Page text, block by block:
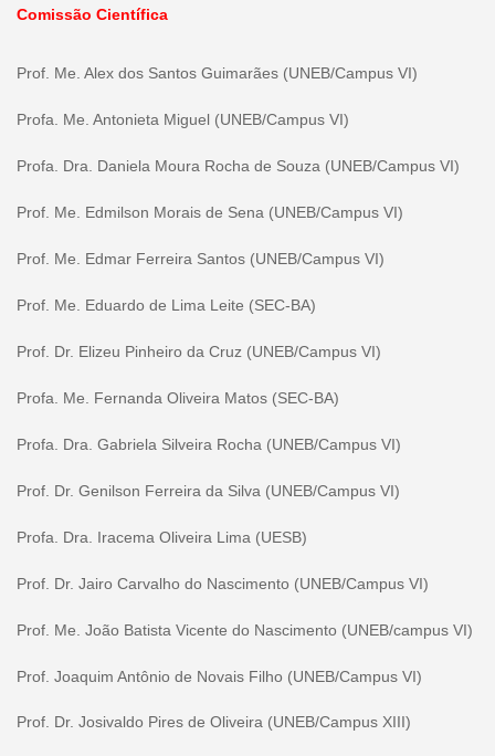
Comissão Científica
Prof. Me. Alex dos Santos Guimarães (UNEB/Campus VI)
Profa. Me. Antonieta Miguel (UNEB/Campus VI)
Profa. Dra. Daniela Moura Rocha de Souza (UNEB/Campus VI)
Prof. Me. Edmilson Morais de Sena (UNEB/Campus VI)
Prof. Me. Edmar Ferreira Santos (UNEB/Campus VI)
Prof. Me. Eduardo de Lima Leite (SEC-BA)
Prof. Dr. Elizeu Pinheiro da Cruz (UNEB/Campus VI)
Profa. Me. Fernanda Oliveira Matos (SEC-BA)
Profa. Dra. Gabriela Silveira Rocha (UNEB/Campus VI)
Prof. Dr. Genilson Ferreira da Silva (UNEB/Campus VI)
Profa. Dra. Iracema Oliveira Lima (UESB)
Prof. Dr. Jairo Carvalho do Nascimento (UNEB/Campus VI)
Prof. Me. João Batista Vicente do Nascimento (UNEB/campus VI)
Prof. Joaquim Antônio de Novais Filho (UNEB/Campus VI)
Prof. Dr. Josivaldo Pires de Oliveira (UNEB/Campus XIII)